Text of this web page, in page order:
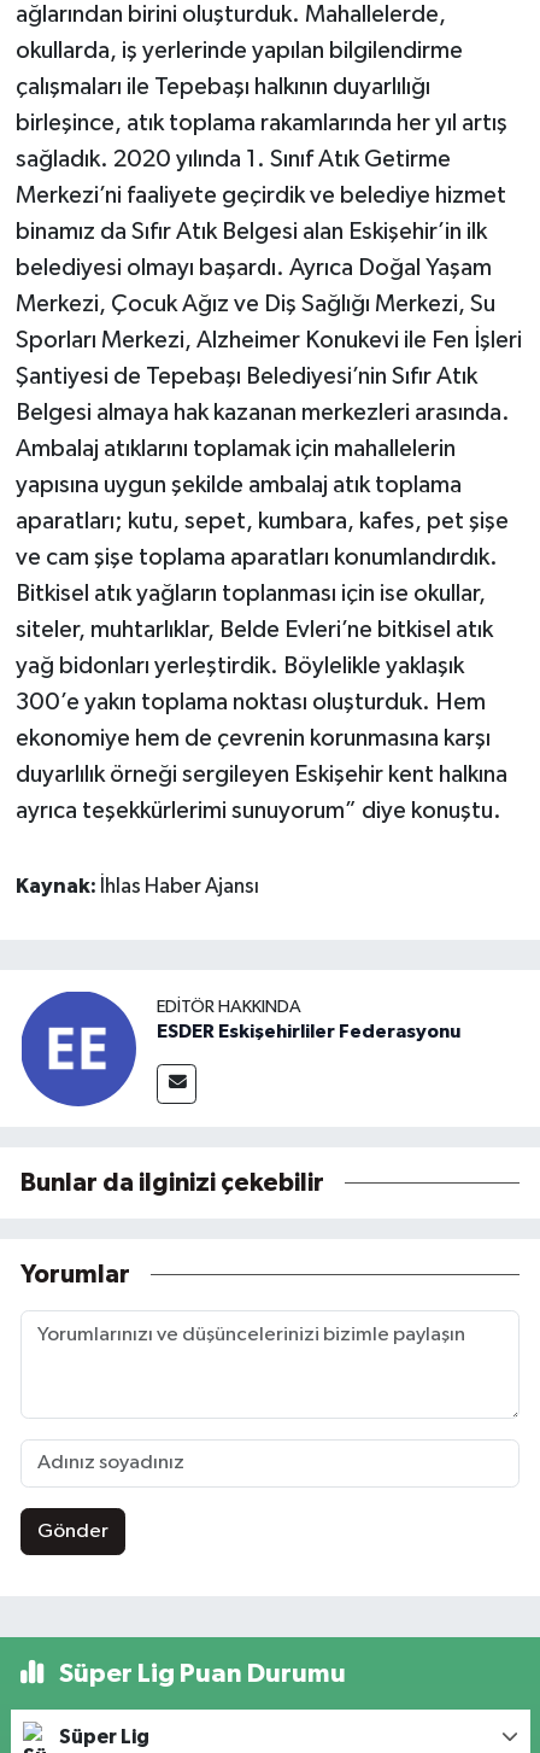
ağlarından birini oluşturduk. Mahallelerde,
okullarda, iş yerlerinde yapılan bilgilendirme
çalışmaları ile Tepebaşı halkının duyarlılığı
birleşince, atık toplama rakamlarında her yıl artış
sağladık. 2020 yılında 1. Sınıf Atık Getirme
Merkezi’ni faaliyete geçirdik ve belediye hizmet
binamız da Sıfır Atık Belgesi alan Eskişehir’in ilk
belediyesi olmayı başardı. Ayrıca Doğal Yaşam
Merkezi, Çocuk Ağız ve Diş Sağlığı Merkezi, Su
Sporları Merkezi, Alzheimer Konukevi ile Fen İşleri
Şantiyesi de Tepebaşı Belediyesi’nin Sıfır Atık
Belgesi almaya hak kazanan merkezleri arasında.
Ambalaj atıklarını toplamak için mahallelerin
yapısına uygun şekilde ambalaj atık toplama
aparatları; kutu, sepet, kumbara, kafes, pet şişe
ve cam şişe toplama aparatları konumlandırdık.
Bitkisel atık yağların toplanması için ise okullar,
siteler, muhtarlıklar, Belde Evleri’ne bitkisel atık
yağ bidonları yerleştirdik. Böylelikle yaklaşık
300’e yakın toplama noktası oluşturduk. Hem
ekonomiye hem de çevrenin korunmasına karşı
duyarlılık örneği sergileyen Eskişehir kent halkına
ayrıca teşekkürlerimi sunuyorum” diye konuştu.
Kaynak: İhlas Haber Ajansı
EDITÖR HAKKINDA
ESDER Eskişehirliler Federasyonu
Bunlar da ilginizi çekebilir
Yorumlar
Gönder
Süper Lig Puan Durumu
Süper Lig